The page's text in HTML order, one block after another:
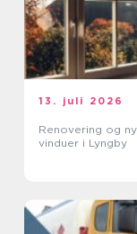
13. juli 2026
Renovering og
vinduer i Lyngby